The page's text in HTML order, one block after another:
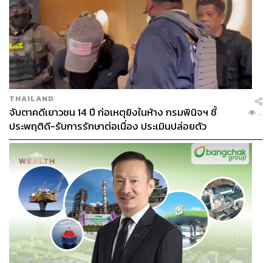
THAILAND
จับตาคดีเยาวชน 14 ปี ก่อเหตุยิงในห้าง กรมพินิจฯ ชี้
ประพฤติดี-รับการรักษาต่อเนื่อง ประเมินปล่อยตัว
...